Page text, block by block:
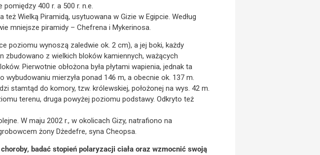
400 r. a 500 r. n.e.
Wielką Piramidą, usytuowana w Gizie w Egipcie. Według
mniejsze piramidy – Chefrena i Mykerinosa.
poziomu wynoszą zaledwie ok. 2 cm), a jej boki, każdy
zbudowano z wielkich bloków kamiennych, ważących
Pierwotnie obłożona była płytami wapienia, jednak ta
mierzyła ponad 146 m, a obecnie ok. 137 m.
stamtąd do komory, tzw. królewskiej, położonej na wys. 42 m.
terenu, druga powyżej poziomu podstawy. Odkryto też
W maju 2002 r., w okolicach Gizy, natrafiono na
żony Dżedefre, syna Cheopsa.
badać stopień polaryzacji ciała oraz wzmocnić swoją